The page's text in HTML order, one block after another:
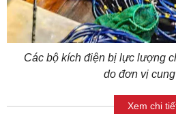
Các bộ kích điện bị lực lượng
do đơn vị
Xem chi